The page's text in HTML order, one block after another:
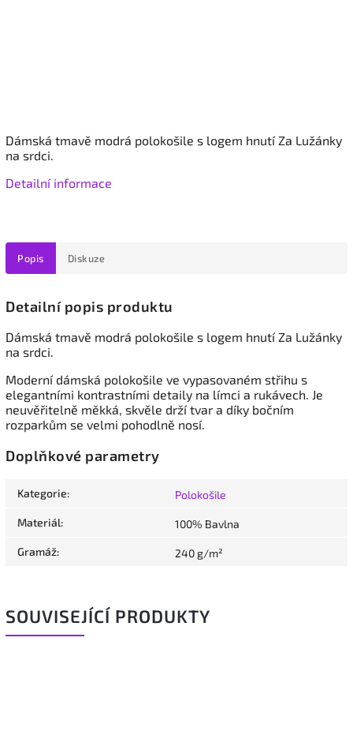
Dámská tmavě modrá polokošile s logem hnutí Za Lužánky
na srdci.
Detailní informace
Popis Diskuze
Detailní popis produktu
Dámská tmavě modrá polokošile s logem hnutí Za Lužánky
na srdci.
Moderní dámská polokošile ve vypasovaném střihu s
elegantními kontrastními detaily na límci a rukávech. Je
neuvěřitelně měkká, skvěle drží tvar a díky bočním
rozparkům se velmi pohodlně nosí.
Doplňkové parametry
Kategorie: Polokošile
Materiál: 100% Bavlna
Gramáž: 240 g/m²
SOUVISEJÍCÍ PRODUKTY